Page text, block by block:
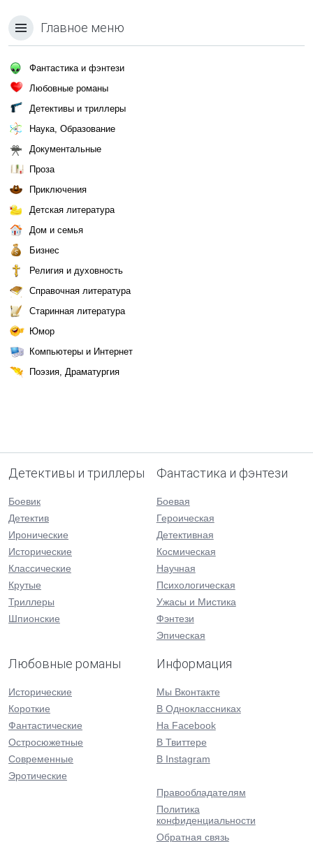
Главное меню
Фантастика и фэнтези
Любовные романы
Детективы и триллеры
Наука, Образование
Документальные
Проза
Приключения
Детская литература
Дом и семья
Бизнес
Религия и духовность
Справочная литература
Старинная литература
Юмор
Компьютеры и Интернет
Поэзия, Драматургия
Детективы и триллеры
Боевик
Детектив
Иронические
Исторические
Классические
Крутые
Триллеры
Шпионские
Фантастика и фэнтези
Боевая
Героическая
Детективная
Космическая
Научная
Психологическая
Ужасы и Мистика
Фэнтези
Эпическая
Любовные романы
Исторические
Короткие
Фантастические
Остросюжетные
Современные
Эротические
Информация
Мы Вконтакте
В Одноклассниках
На Facebook
В Твиттере
В Instagram
Правообладателям
Политика
конфиденциальности
Обратная связь